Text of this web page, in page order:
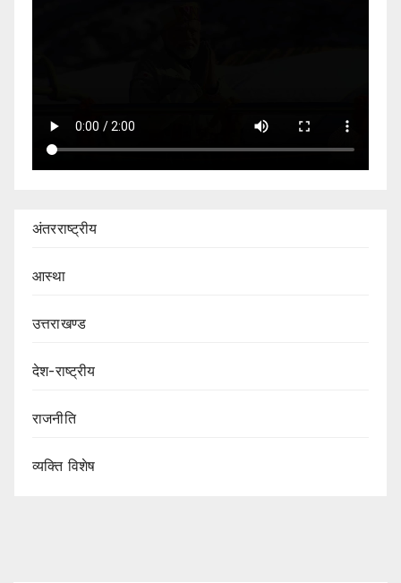
अंतरराष्ट्रीय
आस्था
उत्तराखण्ड
देश-राष्ट्रीय
राजनीति
व्यक्ति विशेष